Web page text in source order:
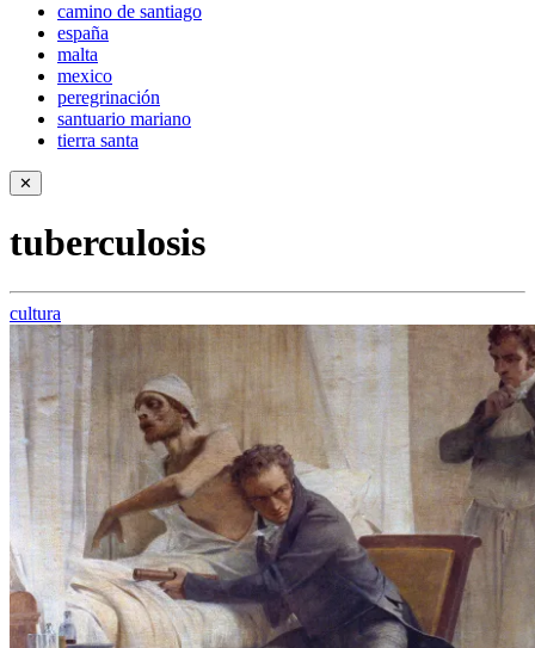
camino de santiago
españa
malta
mexico
peregrinación
santuario mariano
tierra santa
✕
tuberculosis
cultura